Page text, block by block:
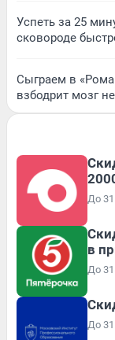
Успеть за 25
сковороде
Сыграем в
взбодрит мозг
До 31
в
До 31
До 31